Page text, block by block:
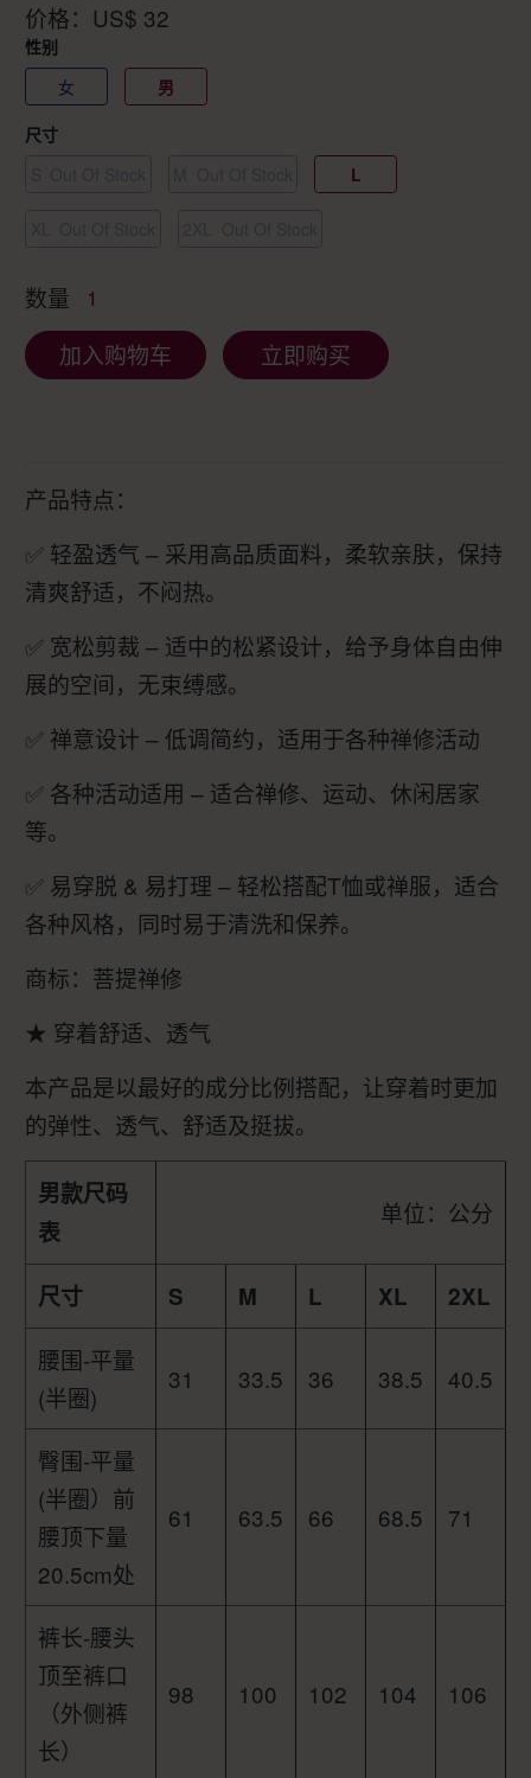
价格： US$ 32
性别
女
男
尺寸
L
数量 1
加入购物车 立即购买
产品特点：
✅ 轻盈透气 – 采用高品质面料，柔软亲肤，保持
清爽舒适，不闷热。
✅ 宽松剪裁 – 适中的松紧设计，给予身体自由伸
展的空间，无束缚感。
✅ 禅意设计 – 低调简约，适用于各种禅修活动
✅ 各种活动适用 – 适合禅修、运动、休闲居家
等。
✅ 易穿脱 & 易打理 – 轻松搭配T恤或禅服，适合
各种风格，同时易于清洗和保养。
商标：菩提禅修
★ 穿着舒适、透气
本产品是以最好的成分比例搭配，让穿着时更加
的弹性、透气、舒适及挺拔。
男款尺码
表
单位：公分
尺寸 S M L XL
2XL
腰围-平量
(半圈)
31 33.5 36 38.5 40.5
臀围-平量
(半圈）前
腰顶下量
20.5cm处
61 63.5 66 68.5 71
裤长-腰头
顶至裤口
（外侧裤
长）
98 100 102 104 106